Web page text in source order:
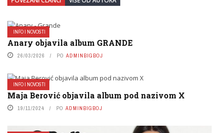
INFO I NOVOSTI
Anary objavila album GRANDE
26/03/2026 PO ADMINBIGBOJ
INFO I NOVOSTI
Maja Berović objavila album pod nazivom X
19/11/2024 PO ADMINBIGBOJ